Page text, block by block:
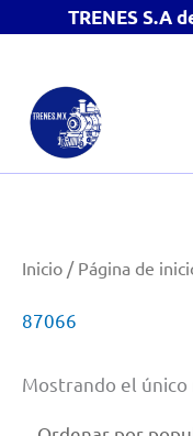
TRENES S.A
contenido
Inicio / Página de
87066
Mostrando el